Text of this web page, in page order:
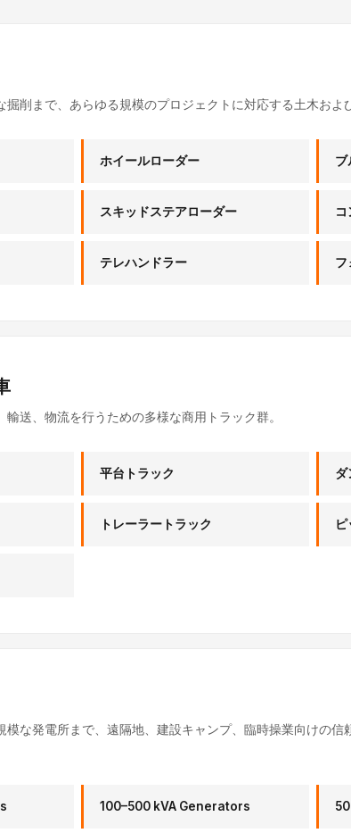
掘削まで、あらゆる規模のプロジェクトに対応する土木およ
ホイールローダー ブ
スキッドステアローダー
テレハンドラー フ
送、物流を行うための多様な商用トラック群。
平台トラック ダ
トレーラートラック
模な発電所まで、遠隔地、建設キャンプ、臨時操業向けの信
100–500 kVA Generators